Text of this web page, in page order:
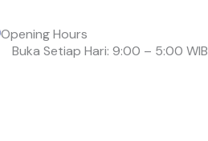
Opening Hours
Buka Setiap Hari: 9:00 – 5:00 WIB